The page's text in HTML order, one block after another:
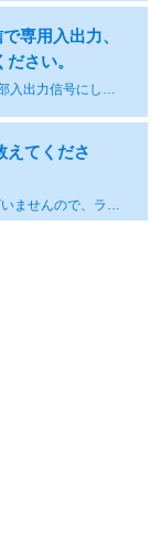
専用入出力、
さい。
CC-Link、DeviceNet、EtherNet/IP等の信号は外部入出力信号にしか割付けられませんので、これらの機能追加を行った後、外部入出力信号を CIOラダープログラムにより専用入出力信号や外部入出力信号に割付ける必要があります。 標準の CIOラダープログラムでは、外部入出力信号の先頭から 40点（外部入力信号：#20010 ~ #20057、外部出力信号：#30010 ~ #30057）について、I/O端子台にロボットの用途（アーク用途、電動ガン用途など）に応じた信号の割付けが行われています。 CC-Link等の機能追加を行った場合、標準の CIOラダープログラムでは機能追加を行った CC-Link等に I/O端子台に割付けた後の汎用入出力信号の割付けが行われています。この部分の割付けを変更したい場合は、CIOラダープログラムの変更を行ってください。 I/O端子台に割付いている信号を、機能追加を行った CC-Link等で使用するためには、CIOラダープログラムを変更するか、追加した機能と外部入出力信号の割付けを外部入出力信号割付機能の手動設定で変更する必要があります。外部入出力信号割付けの詳細は YRC1000 取扱説明書の「12.2 外部入出力信号割付機能」を参照してください。なお、この手順は CC-Link等の機能追加の設定手順にも記載していますので、CC-Link等、追加する機能の説明書を併せて参照してください。
えてくださ
工場出荷時の外部出力に作業原点用の出力がございませんので、ラダープログラムの回路編集が必要となります。 YRC1000micro コンカレント I/O 説明書 (R-CKI-A469) をご確認の上、ラダープログラムを編集してください。 例）OUT#8を作業原点として置き換える場合 変更前 変更後 STR #10017 STR #50157 作業原点信号 OUT #30017 OUT #30017 ※導入サポート資料からダウンロード出来る[ラダープログラム編集解説~BMOV命令編] にキューブ出力追加方法が記載されています。併せてご参考ください。 https://www.e-mechatronics.com/support/afterservice/r_intro.html